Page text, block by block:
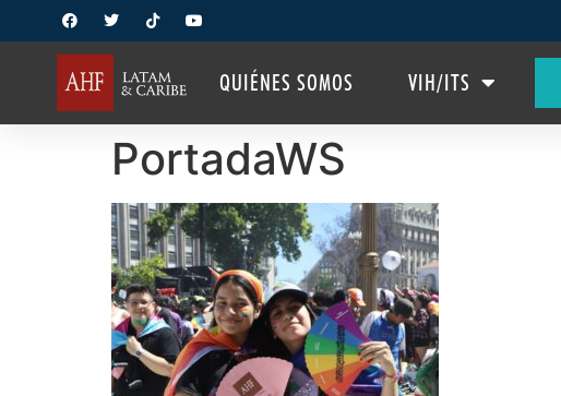
QUIÉNES SOMOS VIH/ITS
PortadaWS